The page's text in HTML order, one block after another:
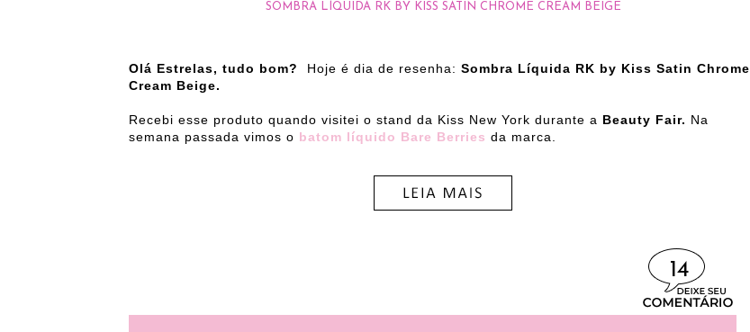
SOMBRA LÍQUIDA RK BY KISS SATIN CHROME CREAM BEIGE
Olá Estrelas, tudo bom? Hoje é dia de resenha: Sombra Líquida RK by Kiss Satin Chrome
Cream Beige.
Recebi esse produto quando visitei o stand da Kiss New York durante a Beauty Fair. Na
semana passada vimos o batom líquido Bare Berries da marca.
14